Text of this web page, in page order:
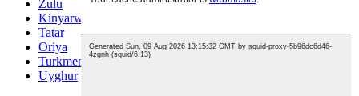
Zulu
Kinyarwanda
Tatar
Oriya
Turkmen
Uyghur